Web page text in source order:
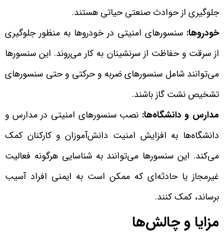
جلوگیری از حوادث صنعتی حیاتی هستند.
خودروها: سنسورهای امنیتی در خودروها به منظور جلوگیری
از سرقت و حفاظت از سرنشینان به کار می‌روند. این سنسورها
می‌توانند شامل سنسورهای ضربه و حرکتی و حتی سنسورهای
تشخیص نشت گاز باشند.
مدارس و دانشگاه‌ها: نصب سنسورهای امنیتی در مدارس و
دانشگاه‌ها به افزایش امنیت دانش‌آموزان و کارکنان کمک
می‌کند. این سنسورها می‌توانند به شناسایی هرگونه فعالیت
غیرمجاز یا حادثه‌ای که ممکن است به ایمنی افراد آسیب
برساند، کمک کنند.
مزایا و چالش‌ها